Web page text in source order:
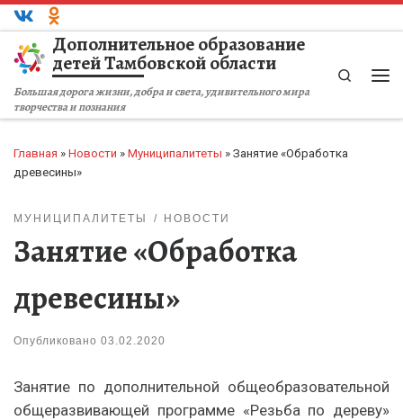
Перейти к содержимому
Дополнительное образование
детей Тамбовской области
Большая дорога жизни, добра и света, удивительного мира
творчества и познания
Search
Главная » Новости » Муниципалитеты » Занятие «Обработка
древесины»
МУНИЦИПАЛИТЕТЫ НОВОСТИ
Занятие «Обработка
древесины»
Опубликовано 03.02.2020
Занятие по дополнительной общеобразовательной
общеразвивающей программе «Резьба по дереву»